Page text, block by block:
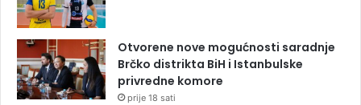
Otvorene nove mogućnosti saradnje
Brčko distrikta BiH i Istanbulske
privredne komore
prije 18 sati